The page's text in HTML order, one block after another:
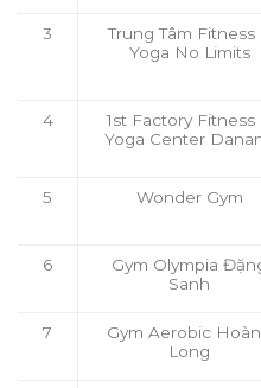
3
Trung Tâm Fitness
Yoga No Limits
4
1st Factory Fitness
Yoga Center
5 Wonder Gym
6
Gym Olympia
Sanh
7
Gym Aerobic
Long